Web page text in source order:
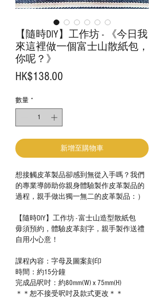
【隨時DIY】工作坊 - 《今日我
來這裡做一個富士山散紙包，
你呢？》
HK$138.00
數量 *
新增至購物車
想接觸皮革製品卻感到無從入手嗎？我們
的專業導師助你親身體驗製作皮革製品的
過程，親手做出獨一無二的皮革製品：）
【隨時DIY】工作坊 - 富士山造型散紙包
毋須預約，體驗皮革刻字，親手製作送禮
自用小心意！
課程內容：字母及圖案刻印
時間：約15分鐘
完成品呎吋：約80mm(W) x 75mm(H)
＊＊恕不接受呎吋及款式更改＊＊